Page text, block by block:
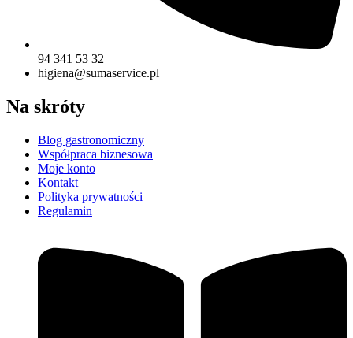
94 341 53 32
higiena@sumaservice.pl
Na skróty
Blog gastronomiczny
Współpraca biznesowa
Moje konto
Kontakt
Polityka prywatności
Regulamin